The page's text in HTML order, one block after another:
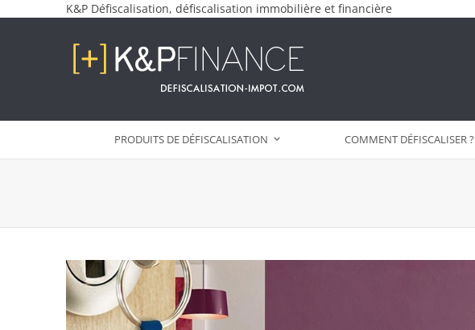
K&P Défiscalisation, défiscalisation immobilière et financière
PRODUITS DE DÉFISCALISATION COMMENT DÉFISCALISER ?